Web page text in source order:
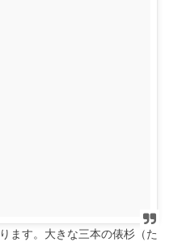
ます。大きな三本の俵杉（た